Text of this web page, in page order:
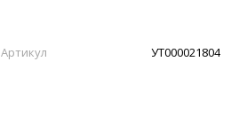
Артикул УТ000021804